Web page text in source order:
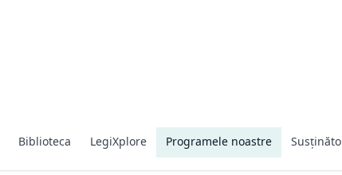
Biblioteca LegiXplore Programele noastre